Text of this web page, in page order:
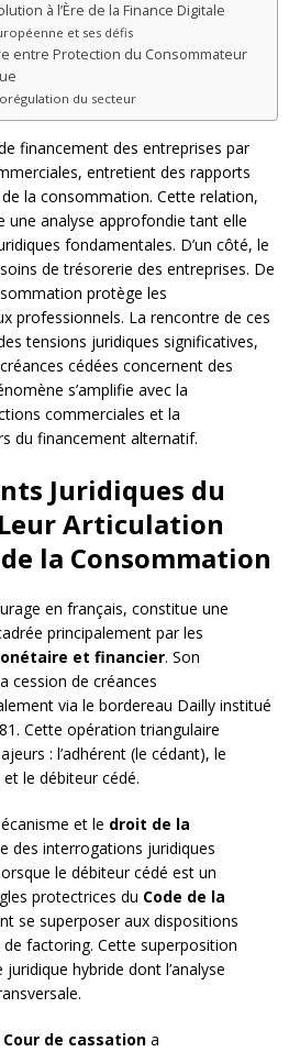
à l’Ère de la Finance Digitale
et ses défis
entre Protection du Consommateur
du secteur
financement des entreprises par
entretient des rapports
la consommation. Cette relation,
une analyse approfondie tant elle
fondamentales. D’un côté, le
de trésorerie des entreprises. De
protège les
professionnels. La rencontre de ces
tensions juridiques significatives,
cédées concernent des
s’amplifie avec la
commerciales et la
du financement alternatif.
Juridiques du
Articulation
la Consommation
en français, constitue une
principalement par les
et financier. Son
cession de créances
via le bordereau Dailly institué
Cette opération triangulaire
: l’adhérent (le cédant), le
le débiteur cédé.
et le droit de la
des interrogations juridiques
le débiteur cédé est un
protectrices du Code de la
se superposer aux dispositions
de factoring. Cette superposition
hybride dont l’analyse
Cour de cassation a